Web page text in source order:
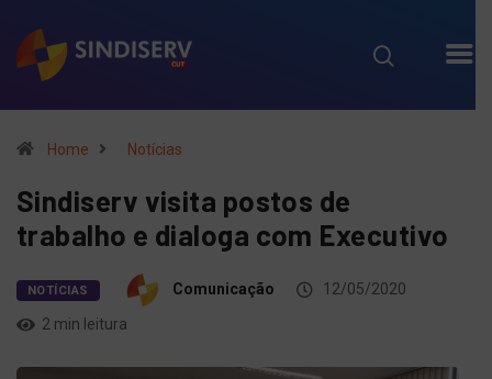
Home Notícias
Sindiserv visita postos de
trabalho e dialoga com Executivo
NOTÍCIAS Comunicação
12/05/2020
2 min leitura